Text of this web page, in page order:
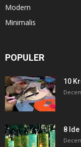
Modern
Minimalis
POPULER
10
8